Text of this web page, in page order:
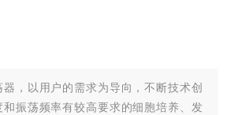
器，以用户的需求为导向，不断技术创
振荡频率有较高要求的细胞培养、发